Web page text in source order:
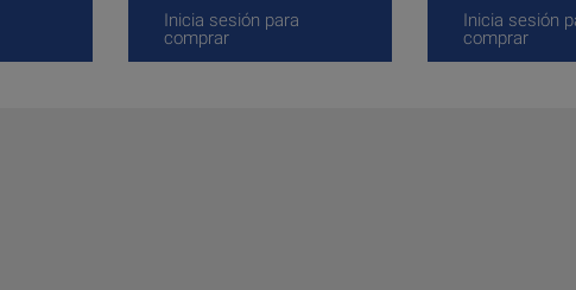
Inicia sesión para
comprar
Inicia sesión
comprar